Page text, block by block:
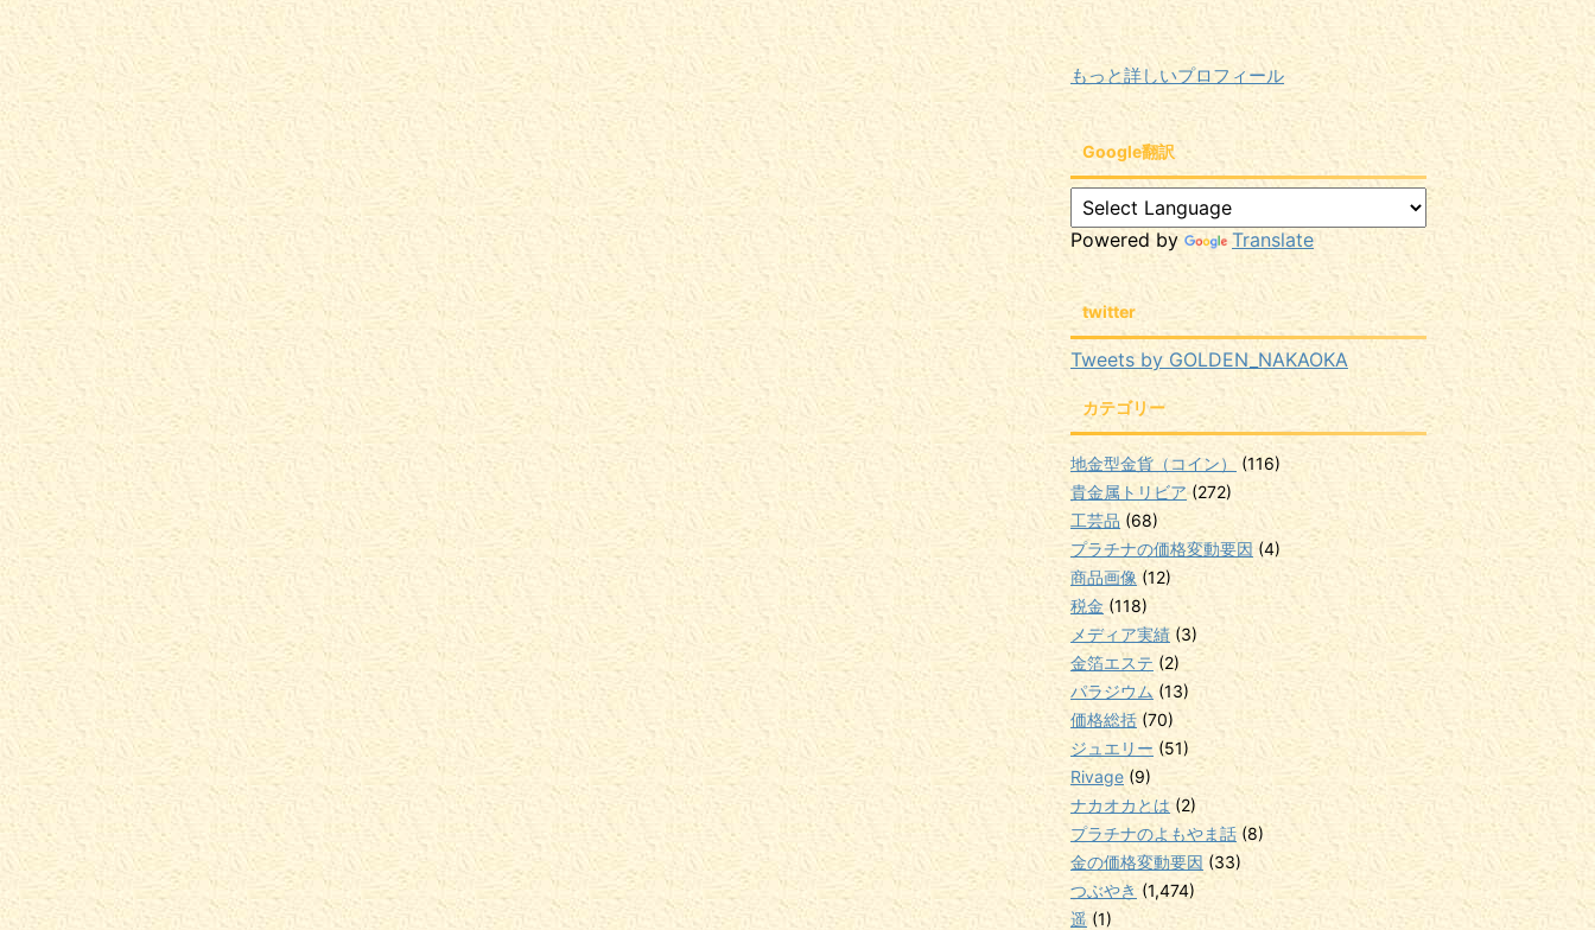
もっと詳しいプロフィール
Google翻訳
Powered by Translate
twitter
Tweets by GOLDEN_NAKAOKA
カテゴリー
地金型金貨（コイン）
(116)
貴金属トリビア(272)
工芸品 (68)
プラチナの価格変動要因 (4)
商品画像 (12)
税金 (118)
メディア実績 (3)
金箔エステ (2)
パラジウム (13)
価格総括 (70)
ジュエリー (51)
Rivage (9)
ナカオカとは(2)
プラチナのよもやま話 (8)
金の価格変動要因 (33)
つぶやき (1,474)
遥 (1)